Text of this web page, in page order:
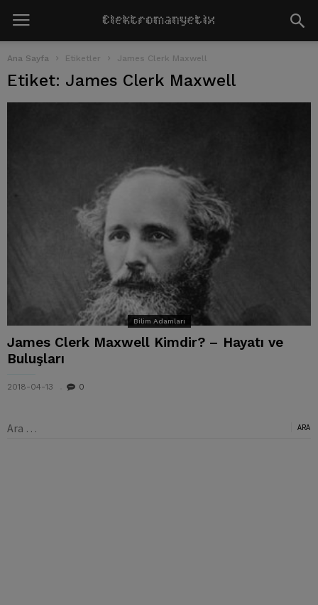
Ana Sayfa Etiketler James Clerk Maxwell
Etiket: James Clerk Maxwell
Bilim Adamları
James Clerk Maxwell Kimdir? – Hayatı ve
Buluşları
2018-04-13 0
Arama: